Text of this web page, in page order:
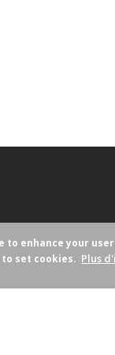
to enhance your
set cookies. Plus